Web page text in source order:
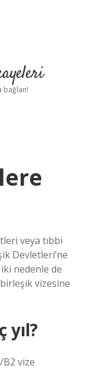
bağlan!
veya tıbbi
Devletleri’ne
nedenle de
vizesine
yıl?
vize